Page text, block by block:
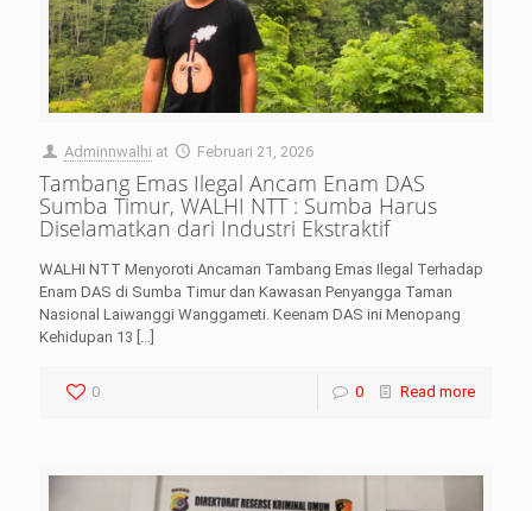
Adminnwalhi at Februari 21, 2026
Tambang Emas Ilegal Ancam Enam DAS
Sumba Timur, WALHI NTT : Sumba Harus
Diselamatkan dari Industri Ekstraktif
WALHI NTT Menyoroti Ancaman Tambang Emas Ilegal Terhadap
Enam DAS di Sumba Timur dan Kawasan Penyangga Taman
Nasional Laiwanggi Wanggameti. Keenam DAS ini Menopang
Kehidupan 13 […]
0 0 Read more